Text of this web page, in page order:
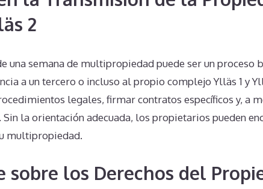
2
una semana de multipropiedad puede ser un proceso
a un tercero o incluso al propio complejo Ylläs 1 y
legales, firmar contratos específicos y, a
la orientación adecuada, los propietarios pueden
multipropiedad.
sobre los Derechos del